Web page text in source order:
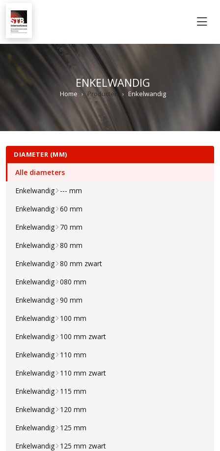
ENKELWANDIG
Home Producten Enkelwandig
DIAMETER (MM)
Alle diameters
Enkelwandig
--- mm
Enkelwandig 60 mm
Enkelwandig
70 mm
Enkelwandig 80 mm
Enkelwandig 80 mm zwart
Enkelwandig 080 mm
Enkelwandig 90 mm
Enkelwandig
100 mm
Enkelwandig
100 mm zwart
Enkelwandig
110 mm
Enkelwandig
110 mm zwart
Enkelwandig
115 mm
Enkelwandig
120 mm
Enkelwandig
125 mm
Enkelwandig
125 mm zwart